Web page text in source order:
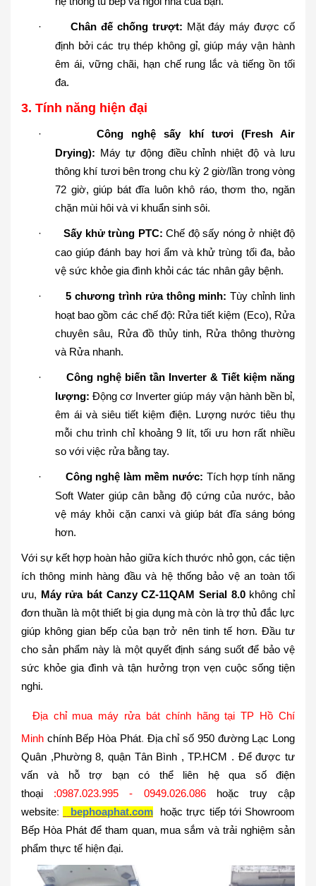
· Chân đế chống trượt: Mặt đáy máy được cố
định bởi các trụ thép không gỉ, giúp máy vận hành
êm ái, vững chãi, hạn chế rung lắc và tiếng ồn tối
đa.
3. Tính năng hiện đại
·
Công nghệ sấy khí tươi (Fresh Air
Drying): Máy tự động điều chỉnh nhiệt độ và lưu
thông khí tươi bên trong chu kỳ 2 giờ/lần trong vòng
72 giờ, giúp bát đĩa luôn khô ráo, thơm tho, ngăn
chặn mùi hôi và vi khuẩn sinh sôi.
· Sấy khử trùng PTC: Chế độ sấy nóng ở nhiệt độ
cao giúp đánh bay hơi ẩm và khử trùng tối đa, bảo
vệ sức khỏe gia đình khỏi các tác nhân gây bệnh.
· 5 chương trình rửa thông minh: Tùy chỉnh linh
hoạt bao gồm các chế độ: Rửa tiết kiệm (Eco), Rửa
chuyên sâu, Rửa đồ thủy tinh, Rửa thông thường
và Rửa nhanh.
·
Công nghệ biến tần Inverter & Tiết kiệm năng
lượng: Động cơ Inverter giúp máy vận hành bền bỉ,
êm ái và siêu tiết kiệm điện. Lượng nước tiêu thụ
mỗi chu trình chỉ khoảng 9 lít, tối ưu hơn rất nhiều
so với việc rửa bằng tay.
· Công nghệ làm mềm nước: Tích hợp tính năng
Soft Water giúp cân bằng độ cứng của nước, bảo
vệ máy khỏi cặn canxi và giúp bát đĩa sáng bóng
hơn.
Với sự kết hợp hoàn hảo giữa kích thước nhỏ gọn, các tiện
ích thông minh hàng đầu và hệ thống bảo vệ an toàn tối
ưu, Máy rửa bát Canzy CZ-11QAM Serial 8.0 không chỉ
đơn thuần là một thiết bị gia dụng mà còn là trợ thủ đắc lực
giúp không gian bếp của bạn trở nên tinh tế hơn. Đầu tư
cho sản phẩm này là một quyết định sáng suốt để bảo vệ
sức khỏe gia đình và tận hưởng trọn vẹn cuộc sống tiện
nghi.
Địa chỉ mua máy rửa bát chính hãng tại TP Hồ Chí
Minh chính Bếp Hòa Phát. Địa chỉsố 950 đường Lạc Long
Quân ,Phường 8, quận Tân Bình , TP.HCM . Để được tư
vấn và hỗ trợ bạn có thể liên hệ qua số điện
thoại :0987.023.995 - 0949.026.086
hoặc truy cập
website: bephoaphat.com
hoặc trực tiếp tới Showroom
Bếp Hòa Phát để tham quan, mua sắm và trải nghiệm sản
phẩm thực tế hiện đại.